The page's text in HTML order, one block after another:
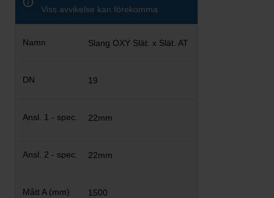
Viss avvikelse kan förekomma
Slang OXY Slät. x Slät. AT
19
22mm
22mm
1500